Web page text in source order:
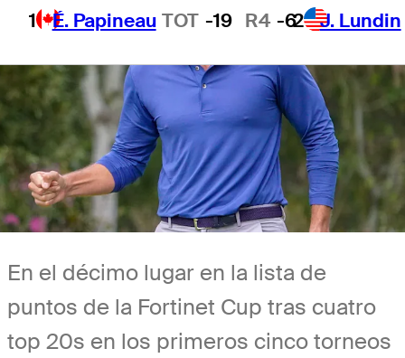
1 É. Papineau TOT -19 R4 -62 J. Lundin
En el décimo lugar en la lista de
puntos de la Fortinet Cup tras cuatro
top 20s en los primeros cinco torneos